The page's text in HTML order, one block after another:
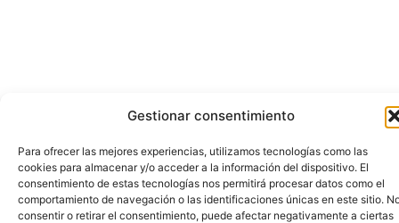
Gestionar consentimiento
Para ofrecer las mejores experiencias, utilizamos tecnologías como las
cookies para almacenar y/o acceder a la información del dispositivo. El
consentimiento de estas tecnologías nos permitirá procesar datos como el
comportamiento de navegación o las identificaciones únicas en este sitio.
consentir o retirar el consentimiento, puede afectar negativamente a ciertas